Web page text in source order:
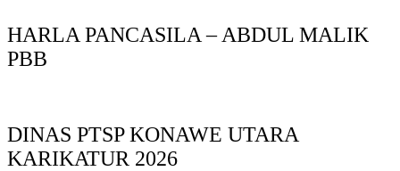
HARLA PANCASILA – ABDUL MALIK
PBB
DINAS PTSP KONAWE UTARA
KARIKATUR 2026